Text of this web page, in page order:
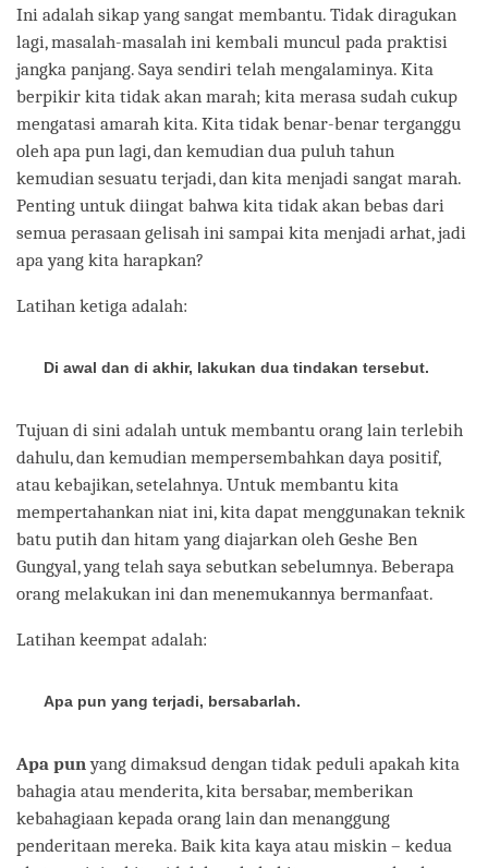
Ini adalah sikap yang sangat membantu. Tidak diragukan
lagi, masalah-masalah ini kembali muncul pada praktisi
jangka panjang. Saya sendiri telah mengalaminya. Kita
berpikir kita tidak akan marah; kita merasa sudah cukup
mengatasi amarah kita. Kita tidak benar-benar terganggu
oleh apa pun lagi, dan kemudian dua puluh tahun
kemudian sesuatu terjadi, dan kita menjadi sangat marah.
Penting untuk diingat bahwa kita tidak akan bebas dari
semua perasaan gelisah ini sampai kita menjadi arhat, jadi
apa yang kita harapkan?
Latihan ketiga adalah:
Di awal dan di akhir, lakukan dua tindakan tersebut.
Tujuan di sini adalah untuk membantu orang lain terlebih
dahulu, dan kemudian mempersembahkan daya positif,
atau kebajikan, setelahnya. Untuk membantu kita
mempertahankan niat ini, kita dapat menggunakan teknik
batu putih dan hitam yang diajarkan oleh Geshe Ben
Gungyal, yang telah saya sebutkan sebelumnya. Beberapa
orang melakukan ini dan menemukannya bermanfaat.
Latihan keempat adalah:
Apa pun yang terjadi, bersabarlah.
Apa pun yang dimaksud dengan tidak peduli apakah kita
bahagia atau menderita, kita bersabar, memberikan
kebahagiaan kepada orang lain dan menanggung
penderitaan mereka. Baik kita kaya atau miskin – kedua